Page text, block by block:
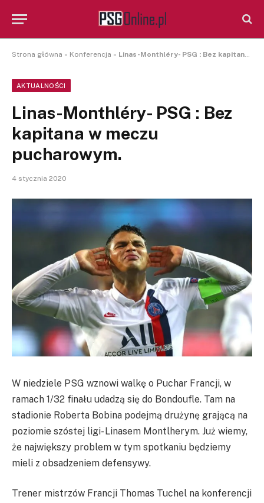
Strona główna » Konferencja » Linas-Monthléry- PSG : Bez kapitana w meczu pucharowym.
AKTUALNOŚCI
Linas-Monthléry- PSG : Bez
kapitana w meczu
pucharowym.
4 stycznia 2020
W niedziele PSG wznowi walkę o Puchar Francji, w
ramach 1/32 finału udadzą się do Bondoufle. Tam na
stadionie Roberta Bobina podejmą drużynę grającą na
poziomie szóstej ligi- Linasem Montlherym. Już wiemy,
że największy problem w tym spotkaniu będziemy
mieli z obsadzeniem defensywy.
Trener mistrzów Francji Thomas Tuchel na konferencji